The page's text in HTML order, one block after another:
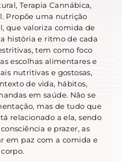
Terapia Cannábica,
Propõe uma nutrição
que valoriza comida de
história e ritmo de cada
tem como foco
escolhas alimentares e
nutritivas e gostosas,
de vida, hábitos,
em saúde. Não se
mas de tudo que
relacionado a ela, sendo
e prazer, as
em paz com a comida e
corpo.